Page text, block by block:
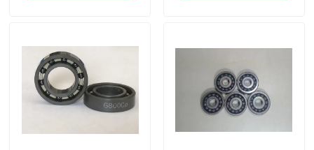
Chương trình VR
Về chúng tôi